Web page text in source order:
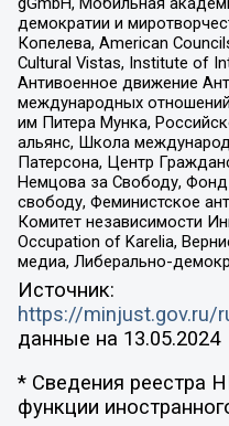
демократии и
Копелева, American
Cultural Vistas, Institute of
Антивоенное движение
международных
им Питера Мунка,
альянс, Школа
Патерсона, Центр
Немцова за Свободу,
свободу, Феминистское
Комитет независимости
Occupation of Karelia,
медиа, Либерально-
Источник:
https://minjust.gov.ru/
данные на 13.05.2024
* Сведения реестра
функции